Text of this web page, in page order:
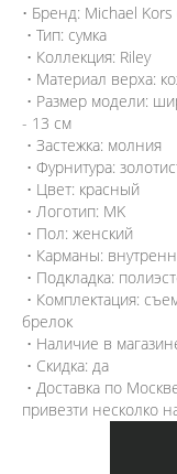
• Бренд: Michael
• Тип: сумка
• Коллекция: Riley
• Материал верха:
• Размер модели:
- 13 см
• Застежка: молния
• Фурнитура:
• Цвет: красный
• Логотип: MK
• Пол: женский
• Карманы:
• Подкладка:
• Комплектация:
брелок
• Наличие в
• Скидка: да
• Доставка по
привезти несколко